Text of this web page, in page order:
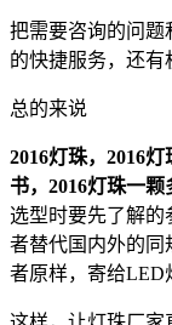
把需要咨询的问题
的快捷服务，还有
总的来说
2016灯珠，2016
书，2016灯珠一颗
选型时要先了解的
者替代国内外的同
者原样，寄给LED